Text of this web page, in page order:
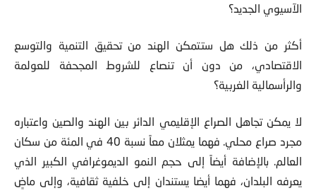
الآسيوي الجديد؟
أكثر من ذلك هل ستتمكن الهند من تحقيق التنمية والتوسع
الاقتصادي، من دون أن تنصاع للشروط المجحفة للعولمة
والرأسمالية الغربية؟
لا يمكن تجاهل الصراع الإقليمي الدائر بين الهند والصين واعتباره
مجرد صراع محلي. فهما يمثلان معاً نسبة 40 في المئة من سكان
العالم. بالإضافة أيضاً إلى حجم النمو الديموغرافي الكبير الذي
يعرفه البلدان، فهما أيضا يستندان إلى خلفية ثقافية، وإلى ماضٍ